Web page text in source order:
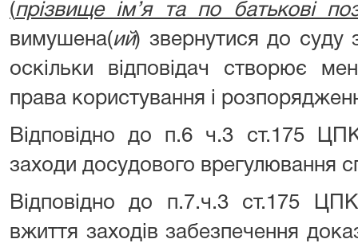
(прізвище ім’я та по батькові
вимушена(ий) звернутися до
оскільки відповідач створює
права користування і
Відповідно до п.6 ч.3 ст.175
заходи досудового врегулювання
Відповідно до п.7.ч.3 ст.175
вжиття заходів забезпечення